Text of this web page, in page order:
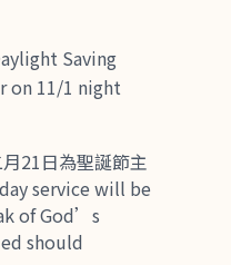
Saving
on 11/1 night
21日為聖誕節主
service will be
of God’s
should